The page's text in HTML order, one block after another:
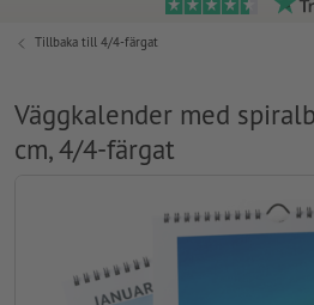
Tillbaka till 4/4-färgat
Väggkalender med
cm, 4/4-färgat